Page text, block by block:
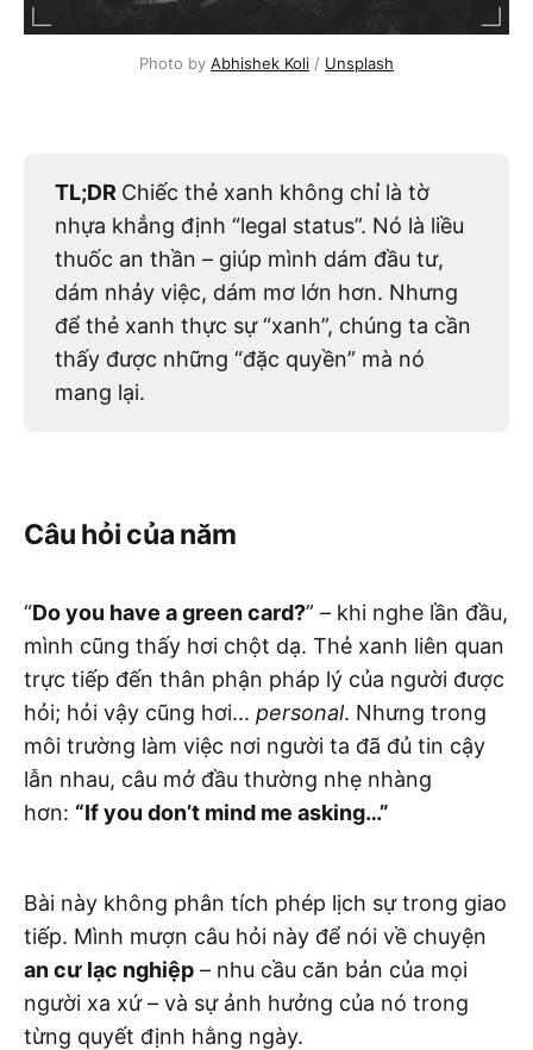
Photo by Abhishek Koli / Unsplash
TL;DR Chiếc thẻ xanh không chỉ là tờ
nhựa khẳng định “legal status”. Nó là liều
thuốc an thần – giúp mình dám đầu tư,
dám nhảy việc, dám mơ lớn hơn. Nhưng
để thẻ xanh thực sự “xanh”, chúng ta cần
thấy được những “đặc quyền” mà nó
mang lại.
Câu hỏi của năm
“Do you have a green card?” – khi nghe lần đầu,
mình cũng thấy hơi chột dạ. Thẻ xanh liên quan
trực tiếp đến thân phận pháp lý của người được
hỏi; hỏi vậy cũng hơi... personal. Nhưng trong
môi trường làm việc nơi người ta đã đủ tin cậy
lẫn nhau, câu mở đầu thường nhẹ nhàng
hơn: “If you don’t mind me asking…”
Bài này không phân tích phép lịch sự trong giao
tiếp. Mình mượn câu hỏi này để nói về chuyện
an cư lạc nghiệp – nhu cầu căn bản của mọi
người xa xứ – và sự ảnh hưởng của nó trong
từng quyết định hằng ngày.